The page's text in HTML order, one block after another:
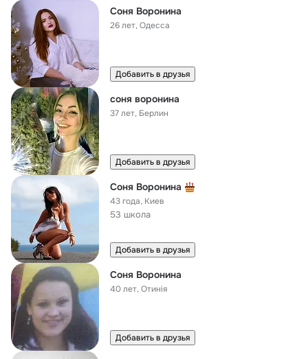
Соня Воронина
26 лет,Одесса
Добавить в друзья
соня воронина
37 лет, Берлин
Добавить в друзья
Соня Воронина
43 года, Киев
53 школа
Добавить в друзья
Соня Воронина
40 лет,Отинiя
Добавить в друзья